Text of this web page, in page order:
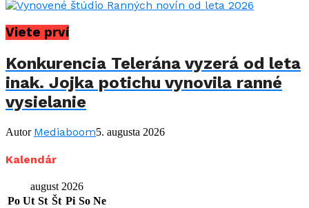
Viete prví
Konkurencia Telerána vyzerá od leta
inak. Jojka potichu vynovila ranné
vysielanie
Autor Mediaboom5. augusta 2026
Kalendár
august 2026
Po Ut St Št Pi So Ne